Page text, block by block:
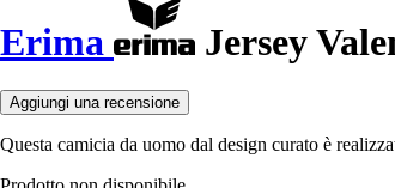
Erima Jersey
Aggiungi una recensione
Questa camicia da uomo dal design curato è